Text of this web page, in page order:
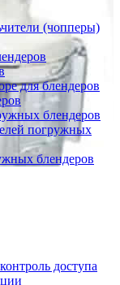
(чопперы)
для блендеров
блендеров
погружных
блендеров
доступа